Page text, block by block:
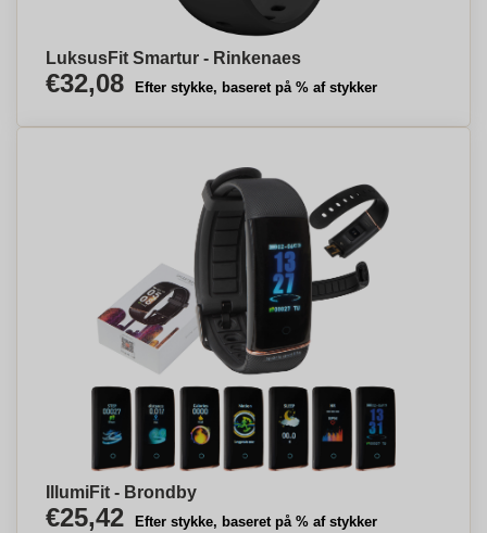
LuksusFit Smartur - Rinkenaes
€32,08 Efter stykke, baseret på % af stykker
IllumiFit - Brondby
€25,42 Efter stykke, baseret på % af stykker